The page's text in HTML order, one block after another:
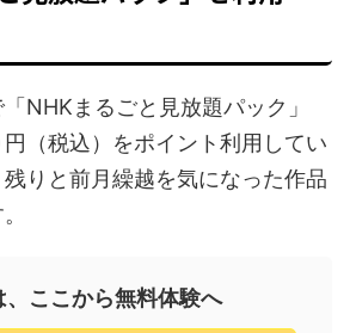
NHKまるごと見放題パック」
（税込）をポイント利用してい
りと前月繰越を気になった作品
、ここから無料体験へ